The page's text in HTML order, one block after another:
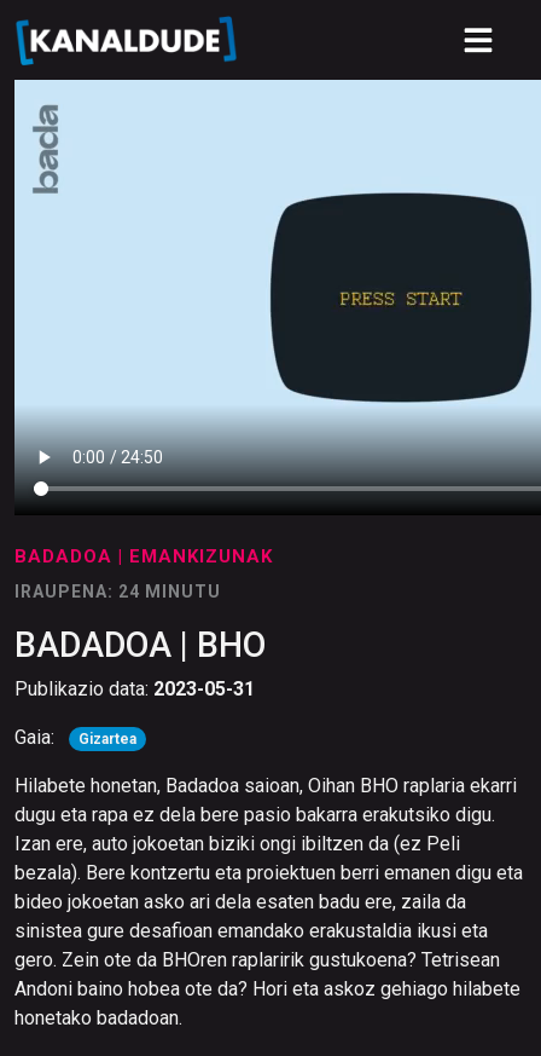
BADADOA | EMANKIZUNAK
IRAUPENA: 24 MINUTU
BADADOA | BHO
Publikazio data: 2023-05-31
Gaia: Gizartea
Hilabete honetan, Badadoa saioan, Oihan BHO raplaria ekarri
dugu eta rapa ez dela bere pasio bakarra erakutsiko digu.
Izan ere, auto jokoetan biziki ongi ibiltzen da (ez Peli
bezala). Bere kontzertu eta proiektuen berri emanen digu eta
bideo jokoetan asko ari dela esaten badu ere, zaila da
sinistea gure desafioan emandako erakustaldia ikusi eta
gero. Zein ote da BHOren raplaririk gustukoena? Tetrisean
Andoni baino hobea ote da? Hori eta askoz gehiago hilabete
honetako badadoan.